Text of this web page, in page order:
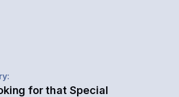
for that Special